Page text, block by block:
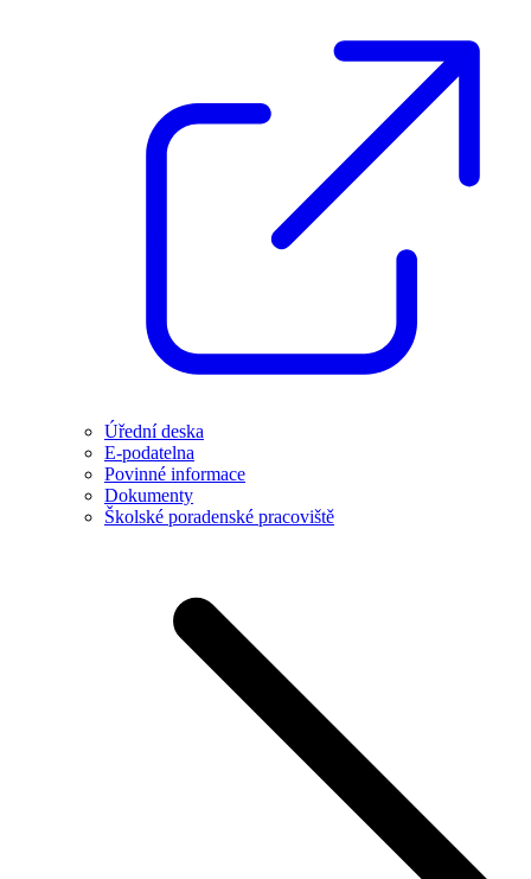
Úřední deska
E-podatelna
Povinné informace
Dokumenty
Školské poradenské pracoviště